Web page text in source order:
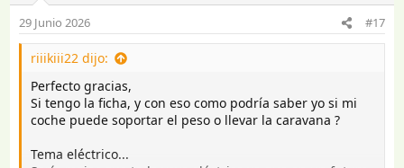
o
n
e
29 Junio 2026 #17
riiikiii22 dijo:
Perfecto gracias,
Si tengo la ficha, y con eso como podría saber yo si mi
coche puede soportar el peso o llevar la caravana ?
Tema eléctrico...